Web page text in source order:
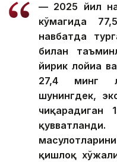
— 2025 йил
кўмагида
навбатда
билан
йирик лойиҳа
27,4 минг
шунингдек,
чиқарадиган
қишлоқ